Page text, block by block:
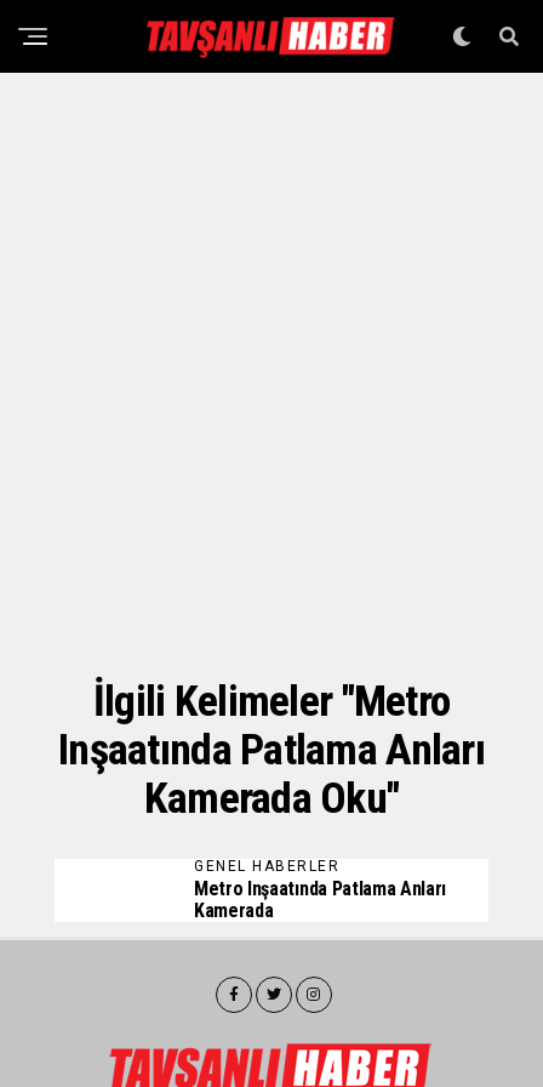
İlgili Kelimeler "Metro
Inşaatında Patlama Anları
Kamerada Oku"
GENEL HABERLER
Metro Inşaatında Patlama Anları
Kamerada